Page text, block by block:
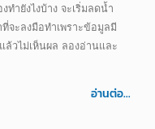
ำยังไงบ้าง จะเริ่มลดน้ำ
จะลงมือทำเพราะข้อมูลมี
วไม่เห็นผล ลองอ่านและ
อ่านต่อ...